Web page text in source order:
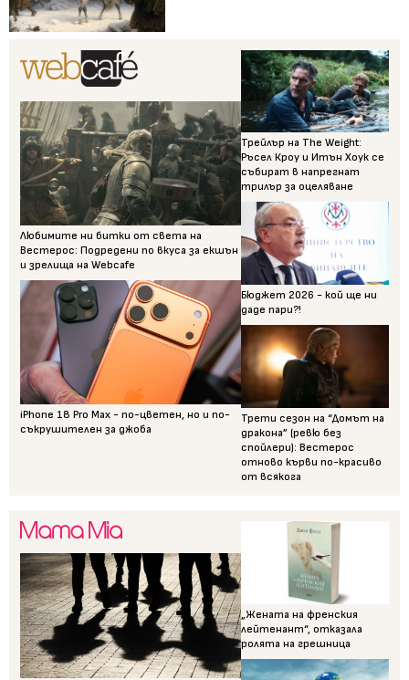
Любимите ни битки от света на
Вестерос: Подредени по вкуса за екшън
и зрелища на Webcafe
iPhone 18 Pro Max - по-цветен, но и по-
съкрушителен за джоба
Трейлър на The Weight:
Ръсел Кроу и Итън Хоук се
събират в напрегнат
трилър за оцеляване
Бюджет 2026 - кой ще ни
даде пари?!
Трети сезон на “Домът на
дракона” (ревю без
спойлери): Вестерос
отново кърви по-красиво
от всякога
„Жената на френския
лейтенант“, отказала
ролята на грешница